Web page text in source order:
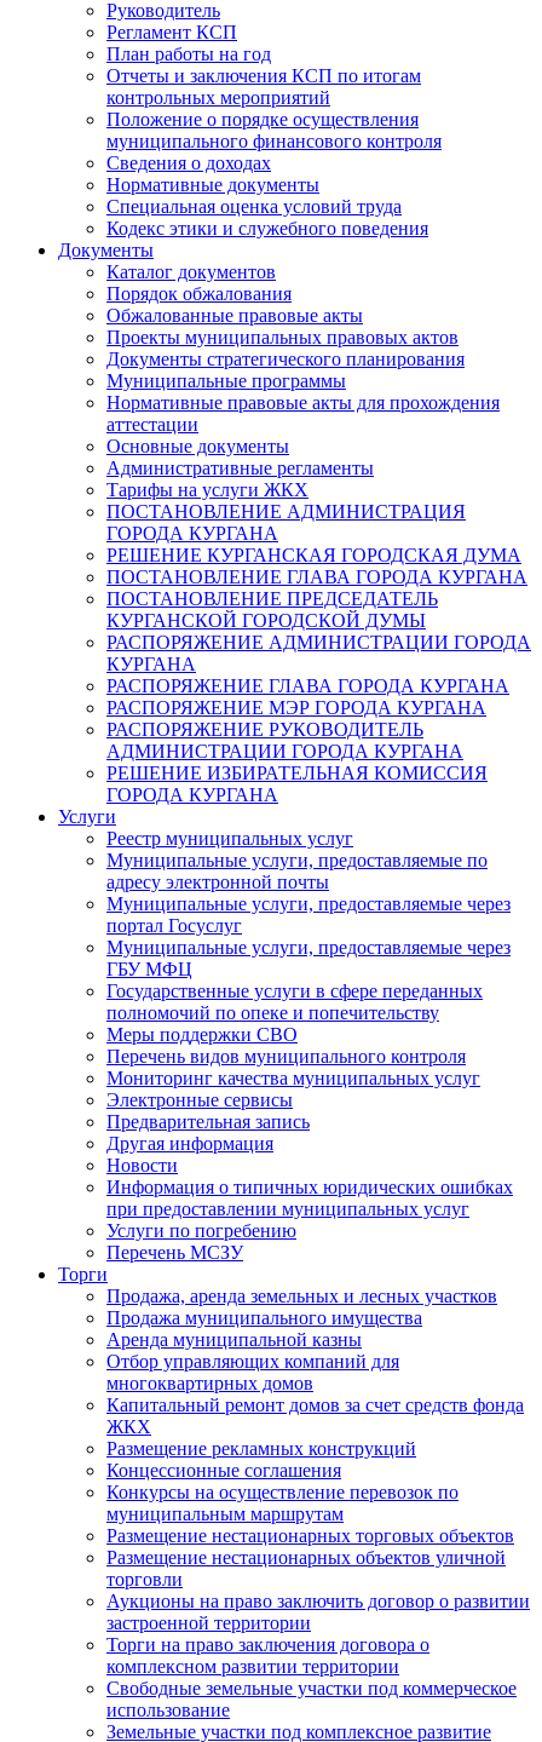
Руководитель
Регламент КСП
План работы на год
Отчеты и заключения КСП по итогам
контрольных мероприятий
Положение о порядке осуществления
муниципального финансового контроля
Сведения о доходах
Нормативные документы
Специальная оценка условий труда
Кодекс этики и служебного поведения
Документы
Каталог документов
Порядок обжалования
Обжалованные правовые акты
Проекты муниципальных правовых актов
Документы стратегического планирования
Муниципальные программы
Нормативные правовые акты для прохождения
аттестации
Основные документы
Административные регламенты
Тарифы на услуги ЖКХ
ПОСТАНОВЛЕНИЕ АДМИНИСТРАЦИЯ
ГОРОДА КУРГАНА
РЕШЕНИЕ КУРГАНСКАЯ ГОРОДСКАЯ ДУМА
ПОСТАНОВЛЕНИЕ ГЛАВА ГОРОДА КУРГАНА
ПОСТАНОВЛЕНИЕ ПРЕДСЕДАТЕЛЬ
КУРГАНСКОЙ ГОРОДСКОЙ ДУМЫ
РАСПОРЯЖЕНИЕ АДМИНИСТРАЦИИ ГОРОДА
КУРГАНА
РАСПОРЯЖЕНИЕ ГЛАВА ГОРОДА КУРГАНА
РАСПОРЯЖЕНИЕ МЭР ГОРОДА КУРГАНА
РАСПОРЯЖЕНИЕ РУКОВОДИТЕЛЬ
АДМИНИСТРАЦИИ ГОРОДА КУРГАНА
РЕШЕНИЕ ИЗБИРАТЕЛЬНАЯ КОМИССИЯ
ГОРОДА КУРГАНА
Услуги
Реестр муниципальных услуг
Муниципальные услуги, предоставляемые по
адресу электронной почты
Муниципальные услуги, предоставляемые через
портал Госуслуг
Муниципальные услуги, предоставляемые через
ГБУ МФЦ
Государственные услуги в сфере переданных
полномочий по опеке и попечительству
Меры поддержки СВО
Перечень видов муниципального контроля
Мониторинг качества муниципальных услуг
Электронные сервисы
Предварительная запись
Другая информация
Новости
Информация о типичных юридических ошибках
при предоставлении муниципальных услуг
Услуги по погребению
Перечень МСЗУ
Торги
Продажа, аренда земельных и лесных участков
Продажа муниципального имущества
Аренда муниципальной казны
Отбор управляющих компаний для
многоквартирных домов
Капитальный ремонт домов за счет средств фонда
ЖКХ
Размещение рекламных конструкций
Концессионные соглашения
Конкурсы на осуществление перевозок по
муниципальным маршрутам
Размещение нестационарных торговых объектов
Размещение нестационарных объектов уличной
торговли
Аукционы на право заключить договор о развитии
застроенной территории
Торги на право заключения договора о
комплексном развитии территории
Свободные земельные участки под коммерческое
использование
Земельные участки под комплексное развитие